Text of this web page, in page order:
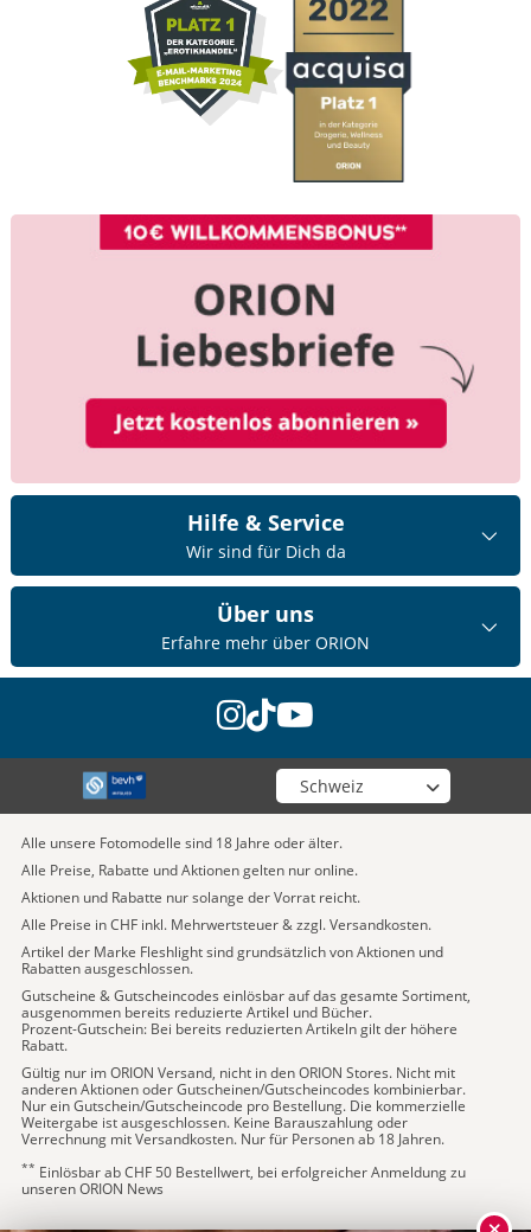
Hilfe & Service
Wir sind für Dich da
Über uns
Erfahre mehr über ORION
instagram
tiktok
youtube
Wähle deinen Shop
Alle unsere Fotomodelle sind 18 Jahre oder älter.
Alle Preise, Rabatte und Aktionen gelten nur online.
Aktionen und Rabatte nur solange der Vorrat reicht.
Alle Preise in CHF inkl. Mehrwertsteuer & zzgl. Versandkosten.
Artikel der Marke Fleshlight sind grundsätzlich von Aktionen und
Rabatten ausgeschlossen.
Gutscheine & Gutscheincodes einlösbar auf das gesamte Sortiment,
ausgenommen bereits reduzierte Artikel und Bücher.
Prozent-Gutschein: Bei bereits reduzierten Artikeln gilt der höhere
Rabatt.
Gültig nur im ORION Versand, nicht in den ORION Stores. Nicht mit
anderen Aktionen oder Gutscheinen/Gutscheincodes kombinierbar.
Nur ein Gutschein/Gutscheincode pro Bestellung. Die kommerzielle
Weitergabe ist ausgeschlossen. Keine Barauszahlung oder
Verrechnung mit Versandkosten. Nur für Personen ab 18 Jahren.
** Einlösbar ab CHF 50 Bestellwert, bei erfolgreicher Anmeldung zu
unseren ORION News